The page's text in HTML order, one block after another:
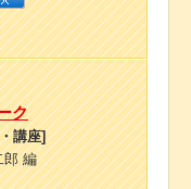
ク
講座]
郎 編